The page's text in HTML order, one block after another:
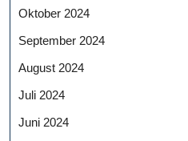
Oktober 2024
September 2024
August 2024
Juli 2024
Juni 2024